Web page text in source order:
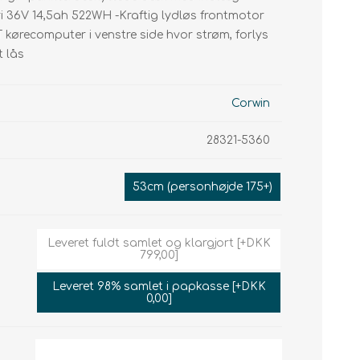
Smartphone holder
Display Elcykler
Motor
Display
Kæder
Kasetter
14,5ah 522WH -Kraftig lydløs frontmotor
kørecomputer i venstre side hvor strøm, forlys
lås
Corwin
28321-5360
53cm (personhøjde 175+)
Leveret fuldt samlet og klargjort [+DKK
799,00]
Leveret 98% samlet i papkasse [+DKK
0,00]